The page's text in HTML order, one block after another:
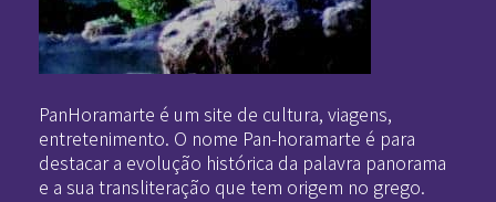
PanHoramarte é um site de cultura, viagens,
entretenimento. O nome Pan-horamarte é para
destacar a evolução histórica da palavra panorama
e a sua transliteração que tem origem no grego.